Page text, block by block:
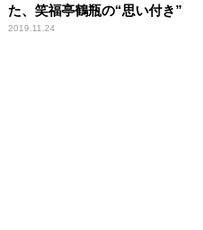
た、笑福亭鶴瓶の“思い付き”
2019.11.24